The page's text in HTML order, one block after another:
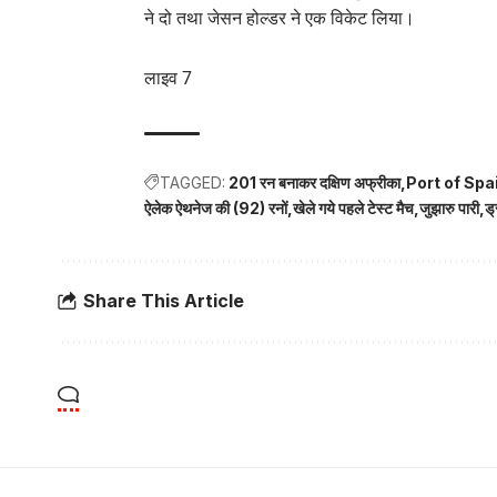
ने दो तथा जेसन होल्डर ने एक विकेट लिया।
लाइव 7
TAGGED: 201 रन बनाकर दक्षिण अफ्रीका Port of
ऐलेक ऐथनेज की (92) रनों खेले गये पहले टेस्ट मैच जुझारु पारी
Share This Article